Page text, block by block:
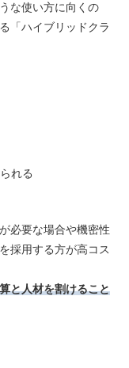
な使い方に向くの
「ハイブリッドクラ
れる
必要な場合や機密性
採用する方が高コス
と人材を割けること